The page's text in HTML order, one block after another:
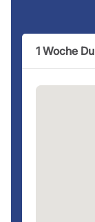
1 Woche